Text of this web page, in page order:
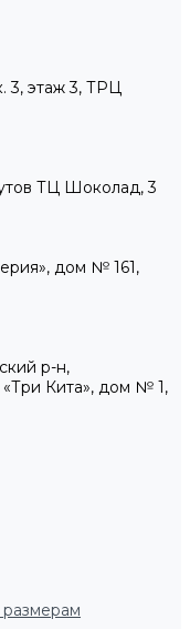
3, этаж 3, ТРЦ
ТЦ Шоколад, 3
дом № 161,
р-н,
Кита», дом № 1,